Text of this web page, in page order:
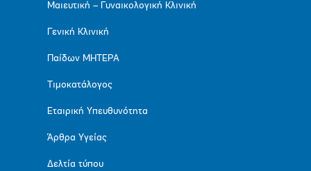
Μαιευτική – Γυναικολογική Κλινική
Γενική Κλινική
Παίδων ΜΗΤΕΡΑ
Τιμοκατάλογος
Εταιρική Υπευθυνότητα
Άρθρα Υγείας
Δελτία τύπου